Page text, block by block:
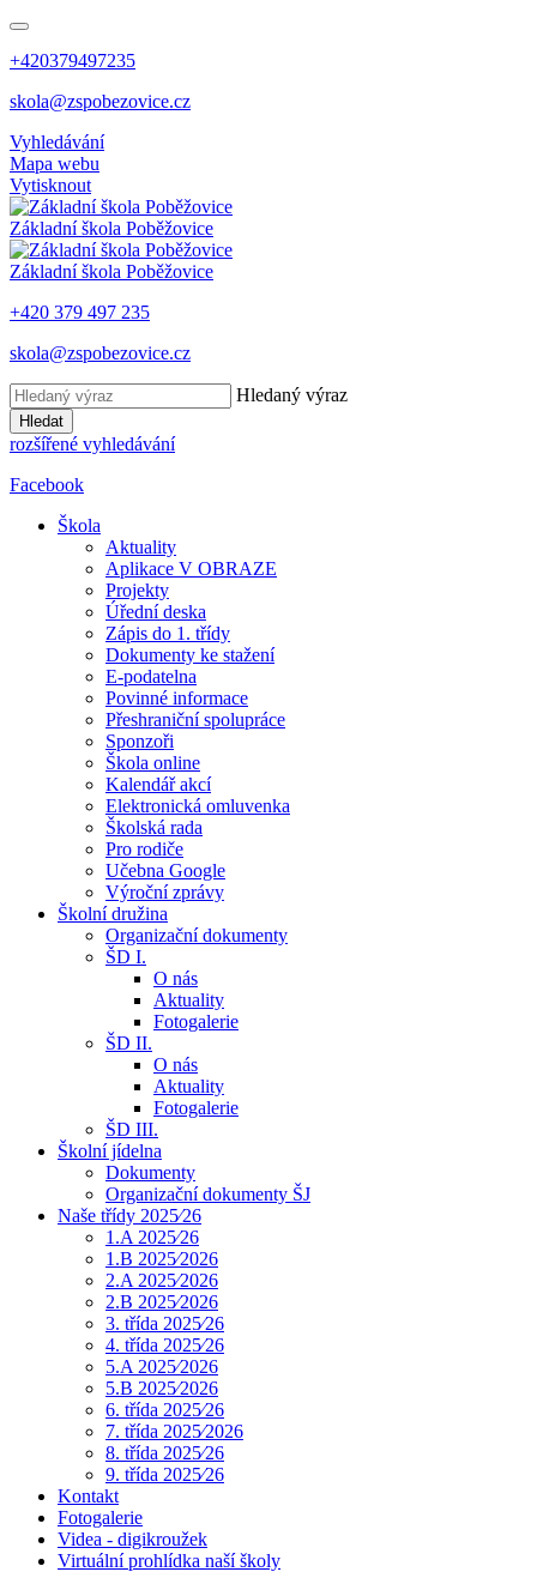
+420379497235
skola@zspobezovice.cz
Vyhledávání
Mapa webu
Vytisknout
Základní škola Poběžovice
Základní škola Poběžovice
+420 379 497 235
skola@zspobezovice.cz
Hledaný výraz
Hledat
rozšířené vyhledávání
Facebook
Škola
Aktuality
Aplikace V OBRAZE
Projekty
Úřední deska
Zápis do 1. třídy
Dokumenty ke stažení
E-podatelna
Povinné informace
Přeshraniční spolupráce
Sponzoři
Škola online
Kalendář akcí
Elektronická omluvenka
Školská rada
Pro rodiče
Učebna Google
Výroční zprávy
Školní družina
Organizační dokumenty
ŠD I.
O nás
Aktuality
Fotogalerie
ŠD II.
O nás
Aktuality
Fotogalerie
ŠD III.
Školní jídelna
Dokumenty
Organizační dokumenty ŠJ
Naše třídy 2025⁄26
1.A 2025⁄26
1.B 2025⁄2026
2.A 2025⁄2026
2.B 2025⁄2026
3. třída 2025⁄26
4. třída 2025⁄26
5.A 2025⁄2026
5.B 2025⁄2026
6. třída 2025⁄26
7. třída 2025⁄2026
8. třída 2025⁄26
9. třída 2025⁄26
Kontakt
Fotogalerie
Videa - digikroužek
Virtuální prohlídka naší školy